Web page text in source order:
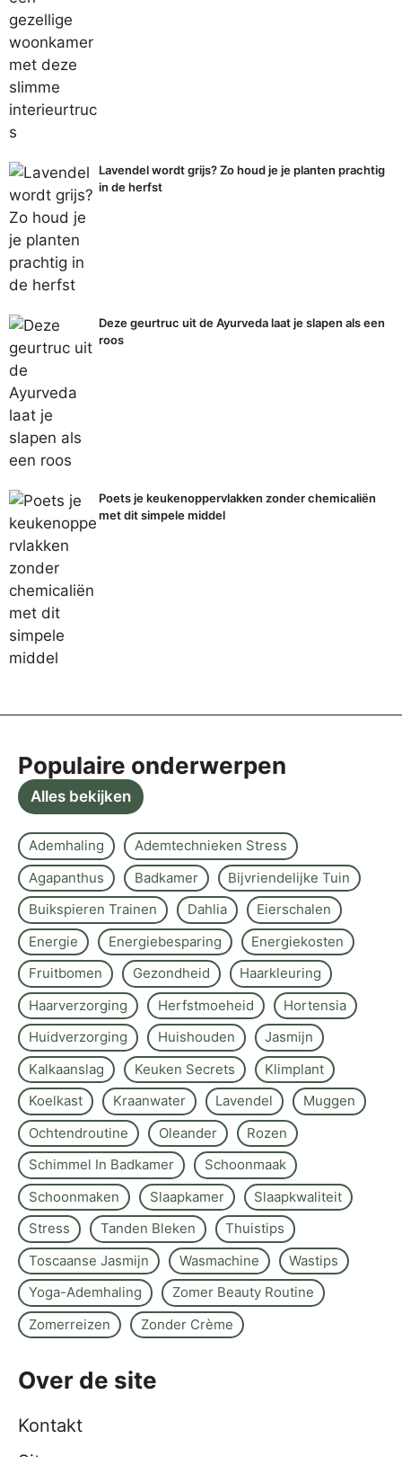
Lavendel wordt grijs? Zo houd je je planten prachtig
in de herfst
Deze geurtruc uit de Ayurveda laat je slapen als een
roos
Poets je keukenoppervlakken zonder chemicaliën
met dit simpele middel
Populaire onderwerpen
Alles bekijken
Ademhaling
Ademtechnieken Stress
Agapanthus
Badkamer
Bijvriendelijke Tuin
Buikspieren Trainen
Dahlia
Eierschalen
Energie
Energiebesparing
Energiekosten
Fruitbomen
Gezondheid
Haarkleuring
Haarverzorging
Herfstmoeheid
Hortensia
Huidverzorging
Huishouden
Jasmijn
Kalkaanslag
Keuken Secrets
Klimplant
Koelkast
Kraanwater Lavendel
Muggen
Ochtendroutine
Oleander
Rozen
Schimmel In Badkamer
Schoonmaak
Schoonmaken
Slaapkamer
Slaapkwaliteit
Stress
Tanden Bleken
Thuistips
Toscaanse Jasmijn
Wasmachine
Wastips
Yoga-Ademhaling
Zomer Beauty Routine
Zomerreizen
Zonder Crème
Over de site
Kontakt
Sitemap